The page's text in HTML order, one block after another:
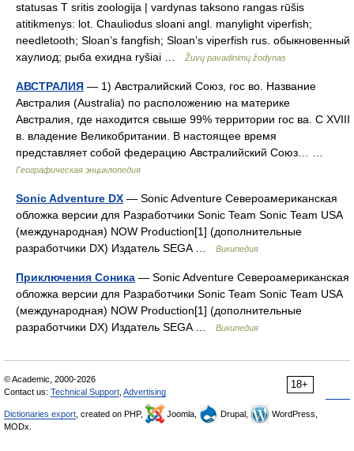
statusas T sritis zoologija | vardynas taksono rangas rūšis
atitikmenys: lot. Chauliodus sloani angl. manylight viperfish;
needletooth; Sloan’s fangfish; Sloan’s viperfish rus. обыкновенный
хаулиод; рыба ехидна ryšiai …
Žuvų pavadinimų žodynas
АВСТРАЛИЯ — 1) Австралийский Союз, гос во. Название
Австралия (Australia) по расположению на материке
Австралия, где находится свыше 99% территории гос ва. С XVIII
в. владение Великобритании. В настоящее время
представляет собой федерацию Австралийский Союз… …
Географическая энциклопедия
Sonic Adventure DX — Sonic Adventure Североамериканская
обложка версии для Разработчики Sonic Team Sonic Team USA
(международная) NOW Production[1] (дополнительные
разработчики DX) Издатель SEGA …
Википедия
Приключения Соника — Sonic Adventure Североамериканская
обложка версии для Разработчики Sonic Team Sonic Team USA
(международная) NOW Production[1] (дополнительные
разработчики DX) Издатель SEGA …
Википедия
18+
© Academic, 2000-2026
Contact us: Technical Support Advertising
Dictionaries export , created on PHP, Joomla, Drupal,
WordPress,
MODx.